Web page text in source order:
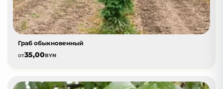
Граб обыкновенный
от35,00BYN